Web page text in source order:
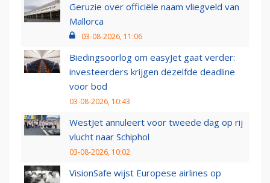
Geruzie over officiële naam vliegveld van
Mallorca
03-08-2026, 11:06
Biedingsoorlog om easyJet gaat verder:
investeerders krijgen dezelfde deadline
voor bod
03-08-2026, 10:43
WestJet annuleert voor tweede dag op rij
vlucht naar Schiphol
03-08-2026, 10:02
VisionSafe wijst Europese airlines op